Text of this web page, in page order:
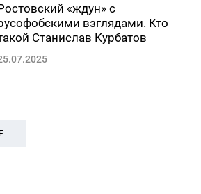
«ждун» с
взглядами. Кто
Станислав Курбатов